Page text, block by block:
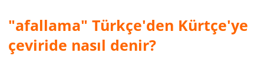
"afallama" Türkçe'den Kürtçe'ye
çeviride nasıl denir?